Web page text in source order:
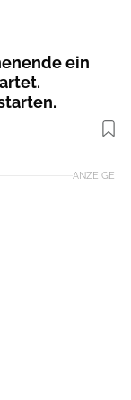
ein
Hilger Photography
ANZEIGE